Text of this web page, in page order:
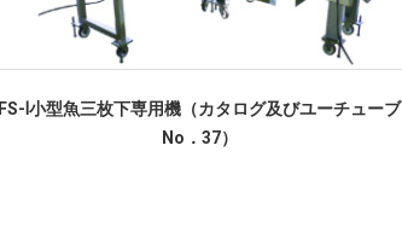
FS-Ⅰ小型魚三枚下専用機（カタログ及びユーチューブ
No．37）